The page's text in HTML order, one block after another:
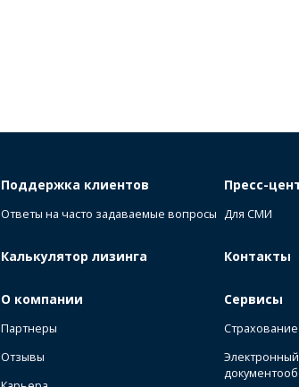
Поддержка клиентов
Ответы на часто задаваемые вопросы
Калькулятор лизинга
О компании
Партнеры
Отзывы
Пресс-
Для СМИ
Контакты
Сервисы
Страхование
Электронный